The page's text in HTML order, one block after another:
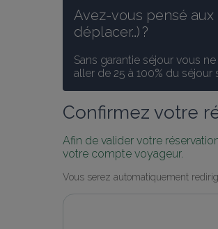
Avez-vous pensé
déplacer…) ?
Sans garantie séjour vous
aller de 25 à 100% du
Confirmez votre
Afin de valider votre
votre compte voyageur.
Vous serez automatiquement